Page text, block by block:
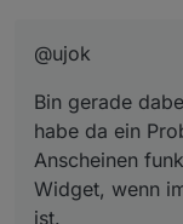
;v2:e3dc-
;v1-v2}
Das würde
überhaupt
@ujok
Bin gerade
habe da ein
Anscheinen
Widget, wenn
ist.